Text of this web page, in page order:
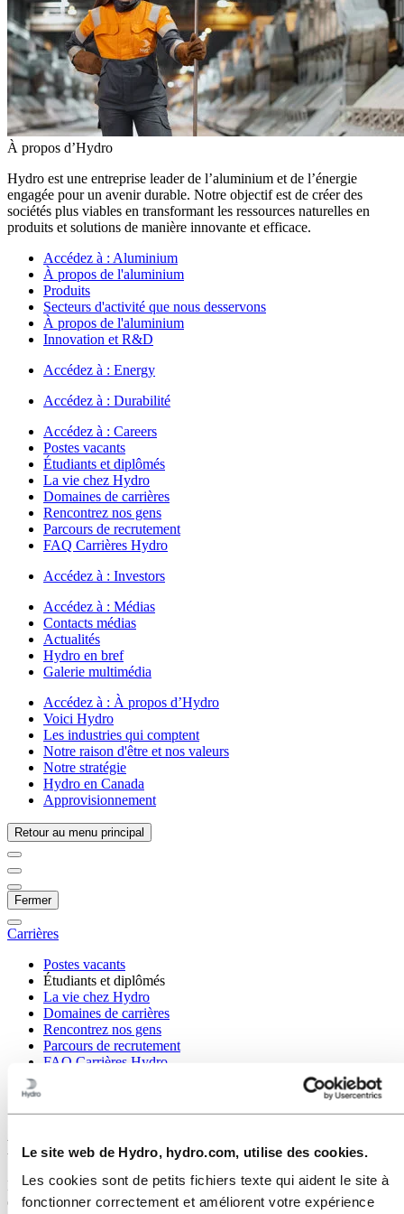
Le site web de Hydro, hydro.com, utilise des cookies.
Les cookies sont de petits fichiers texte qui aident le site à
fonctionner correctement et améliorent votre expérience
À propos d’Hydro
Hydro est une entreprise leader de l’aluminium et de l’énergie
engagée pour un avenir durable. Notre objectif est de créer des
sociétés plus viables en transformant les ressources naturelles en
produits et solutions de manière innovante et efficace.
Accédez à : Aluminium
À propos de l'aluminium
Produits
Secteurs d'activité que nous desservons
À propos de l'aluminium
Innovation et R&D
Accédez à : Energy
Accédez à : Durabilité
Accédez à : Careers
Postes vacants
Étudiants et diplômés
La vie chez Hydro
Domaines de carrières
Rencontrez nos gens
Parcours de recrutement
FAQ Carrières Hydro
Accédez à : Investors
Accédez à : Médias
Contacts médias
Actualités
Hydro en bref
Galerie multimédia
Accédez à : À propos d’Hydro
Voici Hydro
Les industries qui comptent
Notre raison d'être et nos valeurs
Notre stratégie
Hydro en Canada
Approvisionnement
Retour au menu principal
Fermer
Carrières
Postes vacants
Étudiants et diplômés
La vie chez Hydro
Domaines de carrières
Rencontrez nos gens
Parcours de recrutement
FAQ Carrières Hydro
Étudiants et diplômés
En vous joignant à nous, vous ne vous joignez pas seulement à une
entreprise, vous faites partie d'une communauté qui se consacre à la